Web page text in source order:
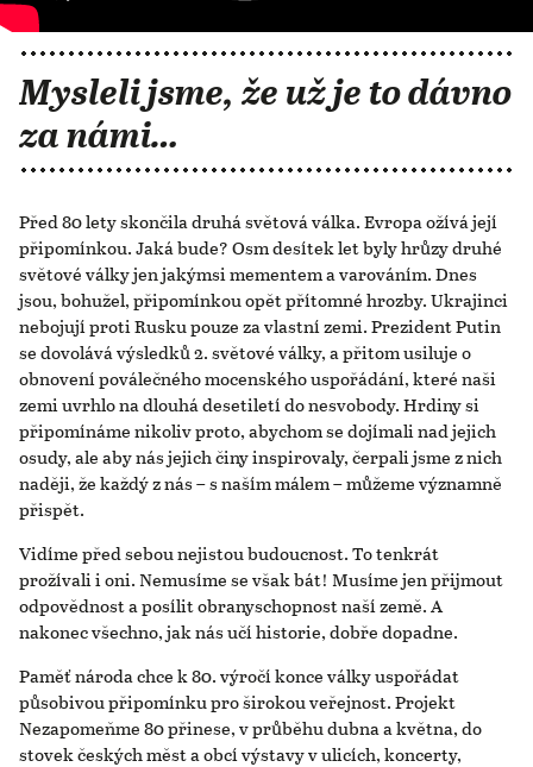
Mysleli jsme, že už je to dávno
za námi…
Před 80 lety skončila druhá světová válka. Evropa ožívá její
připomínkou. Jaká bude? Osm desítek let byly hrůzy druhé
světové války jen jakýmsi mementem a varováním. Dnes
jsou, bohužel, připomínkou opět přítomné hrozby. Ukrajinci
nebojují proti Rusku pouze za vlastní zemi. Prezident Putin
se dovolává výsledků 2. světové války, a přitom usiluje o
obnovení poválečného mocenského uspořádání, které naši
zemi uvrhlo na dlouhá desetiletí do nesvobody. Hrdiny si
připomínáme nikoliv proto, abychom se dojímali nad jejich
osudy, ale aby nás jejich činy inspirovaly, čerpali jsme z nich
naději, že každý z nás – s naším málem – můžeme významně
přispět.
Vidíme před sebou nejistou budoucnost. To tenkrát
prožívali i oni. Nemusíme se však bát! Musíme jen přijmout
odpovědnost a posílit obranyschopnost naší země. A
nakonec všechno, jak nás učí historie, dobře dopadne.
Paměť národa chce k 80. výročí konce války uspořádat
působivou připomínku pro širokou veřejnost. Projekt
Nezapomeňme 80 přinese, v průběhu dubna a května, do
stovek českých měst a obcí výstavy v ulicích, koncerty,